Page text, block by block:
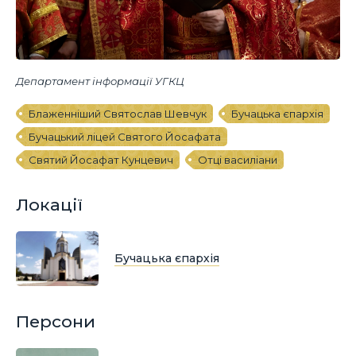
Департамент інформації УГКЦ
Блаженніший Святослав Шевчук
Бучацька єпархія
Бучацький ліцей Святого Йосафата
Святий Йосафат Кунцевич
Отці василіани
Локації
Бучацька єпархія
Персони